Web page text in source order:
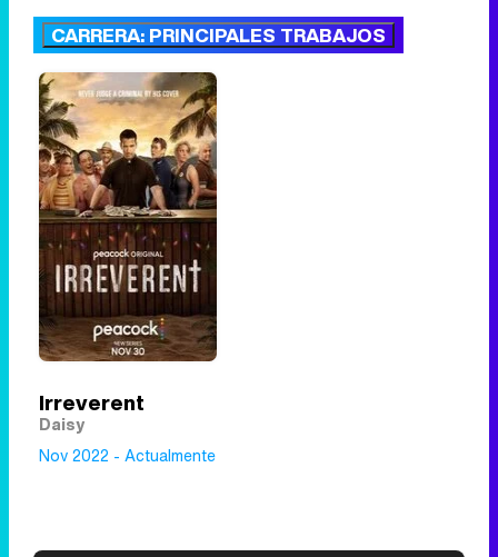
CARRERA: PRINCIPALES TRABAJOS
Irreverent
Daisy
Nov 2022 - Actualmente